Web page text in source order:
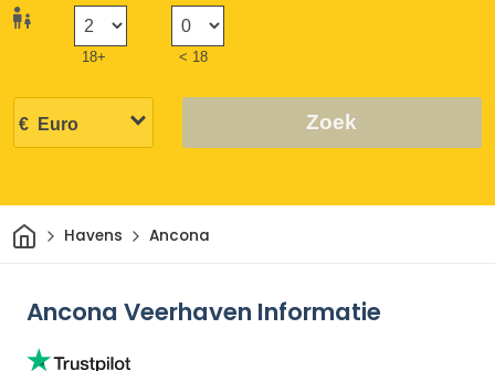
18+ < 18
Zoek
ThuisHavens Ancona
Ancona Veerhaven Informatie